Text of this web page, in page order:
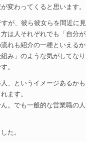
変わってくると思います。
が、彼ら彼女らを間近に
は人それぞれでも「自分
れも紹介の一種といえる
み」のような気がしてな
。
、というイメージあるか
ます。
。でも一般的な営業職の
た。